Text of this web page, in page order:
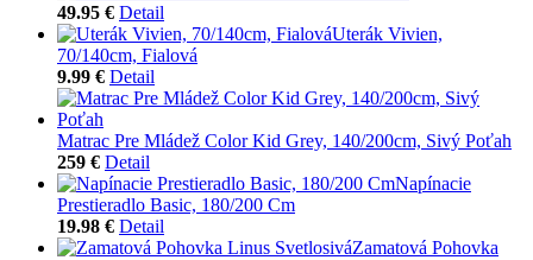
49.95 € Detail
Uterák Vivien,
70/140cm, Fialová
9.99 € Detail
Matrac Pre Mládež Color Kid Grey, 140/200cm, Sivý Poťah
259 € Detail
Napínacie
Prestieradlo Basic, 180/200 Cm
19.98 € Detail
Zamatová Pohovka